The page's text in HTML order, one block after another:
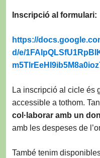
Inscripció al formulari:
https://
d/e/
La inscripció al cicle és
accessible a tothom.
col·laborar amb un
amb les despeses de
També tenim